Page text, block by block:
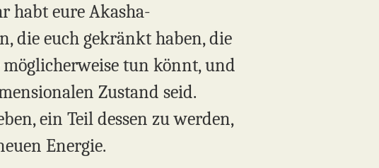
habt eure Akasha-
die euch gekränkt haben, die
tun könnt, und
Zustand seid.
ein Teil dessen zu werden,
Energie.